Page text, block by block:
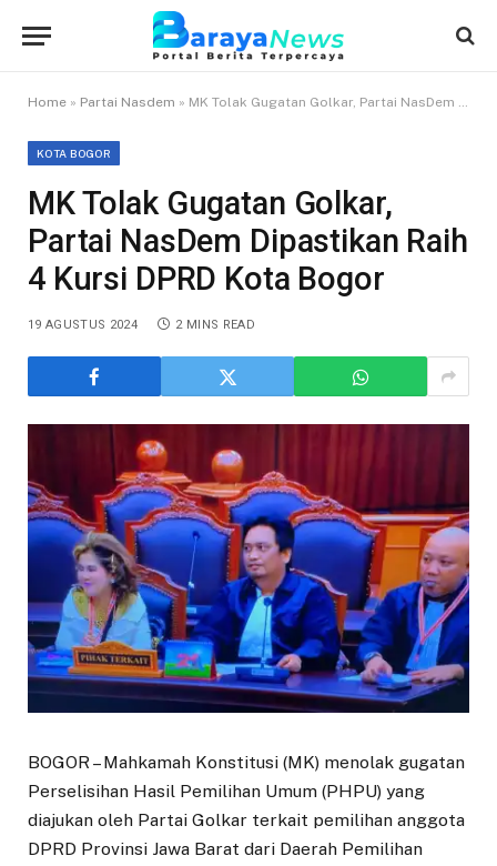
Home » Partai Nasdem » MK Tolak Gugatan Golkar, Partai NasDem Dipastikan Raih 4 Kursi DPRD Kota Bogor
KOTA BOGOR
MK Tolak Gugatan Golkar,
Partai NasDem Dipastikan Raih
4 Kursi DPRD Kota Bogor
19 AGUSTUS 2024 2 MINS READ
BOGOR – Mahkamah Konstitusi (MK) menolak gugatan
Perselisihan Hasil Pemilihan Umum (PHPU) yang
diajukan oleh Partai Golkar terkait pemilihan anggota
DPRD Provinsi Jawa Barat dari Daerah Pemilihan